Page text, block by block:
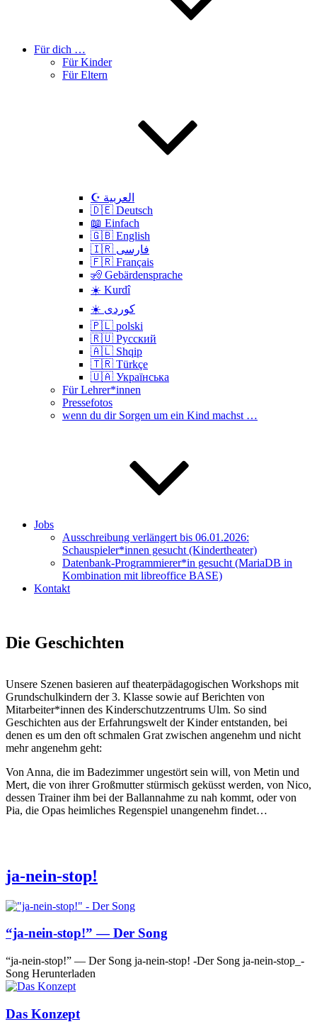
Für dich …
Für Kinder
Für Eltern
☪️ العربية
🇩🇪 Deutsch
📖 Einfach
🇬🇧 English
🇮🇷 فارسی
🇫🇷 Français
🧏 Gebärdensprache
☀️ Kurdî
☀️ کوردی
🇵🇱 polski
🇷🇺 Русский
🇦🇱 Shqip
🇹🇷 Türkçe
🇺🇦 Українська
Für Lehrer*innen
Pressefotos
wenn du dir Sorgen um ein Kind machst …
Jobs
Ausschreibung verlängert bis 06.01.2026:
Schauspieler*innen gesucht (Kindertheater)
Datenbank-Programmierer*in gesucht (MariaDB in
Kombination mit libreoffice BASE)
Kontakt
Die Geschichten
Unse­re Sze­nen basie­ren auf thea­ter­päd­ago­gi­schen Work­shops mit
Grund­schul­kin­dern der 3. Klas­se sowie auf Berich­ten von
Mitarbeiter*innen des Kin­der­schutz­zen­trums Ulm. So sind
Geschich­ten aus der Erfah­rungs­welt der Kin­der ent­stan­den, bei
denen es um den oft schma­len Grat zwi­schen ange­nehm und nicht
mehr ange­nehm geht:
Von Anna, die im Bade­zim­mer unge­stört sein will, von Metin und
Mert, die von ihrer Groß­mutter stür­misch geküsst wer­den, von Nico,
des­sen Trai­ner ihm bei der Ball­an­nah­me zu nah kommt, oder von
Pia, die Opas heim­li­ches Regen­spiel unan­ge­nehm findet…
ja-nein-stop!
“ja-nein-stop!” — Der Song
“ja-nein-stop!” — Der Song ja-nein-stop! ‑Der Song ja-nein-stop_­
Song Herunterladen
Das Konzept